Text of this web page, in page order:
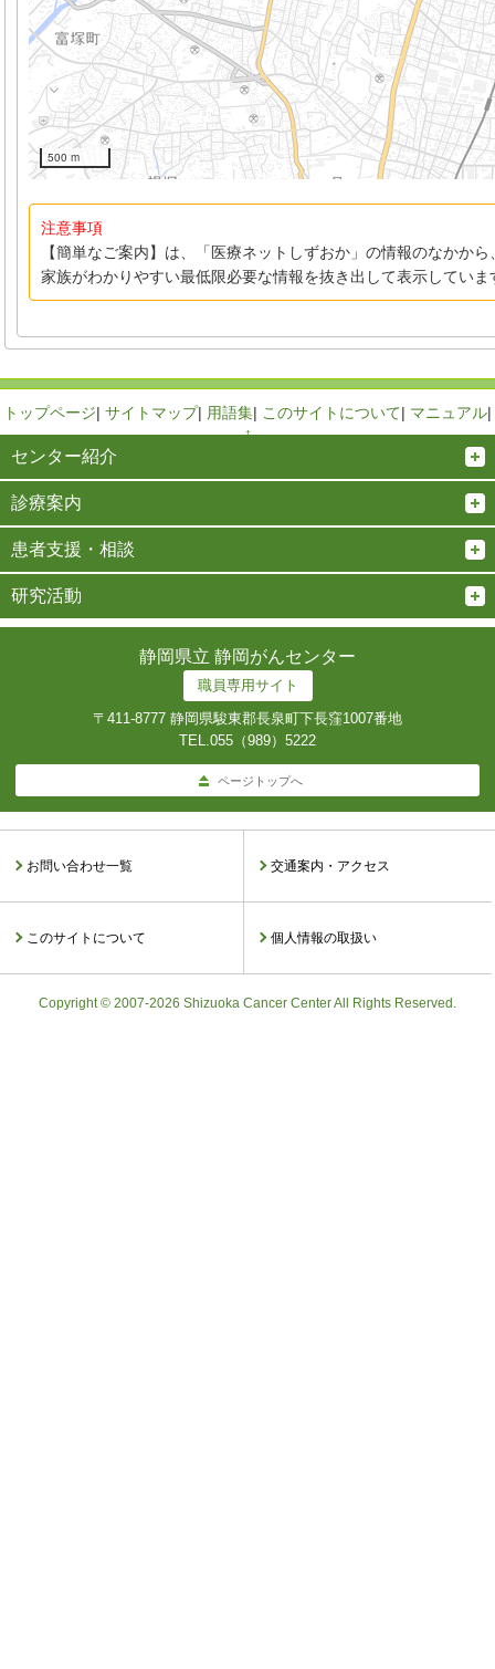
500 m
注意事項
【簡単なご案内】は、「医療ネットしずおか」の情報のなかか
家族がわかりやすい最低限必要な情報を抜き出して表示していま
トップページ| サイトマップ| 用語集| このサイトについて| マニュアル|
↑
センター紹介
診療案内
患者支援・相談
研究活動
静岡県立 静岡がんセンター
職員専用サイト
〒411-8777 静岡県駿東郡長泉町下長窪1007番地
TEL.055（989）5222
ページトップへ
お問い合わせ一覧 交通案内・アクセス
このサイトについて 個人情報の取扱い
Copyright © 2007-2026 Shizuoka Cancer Center All Rights Reserved.